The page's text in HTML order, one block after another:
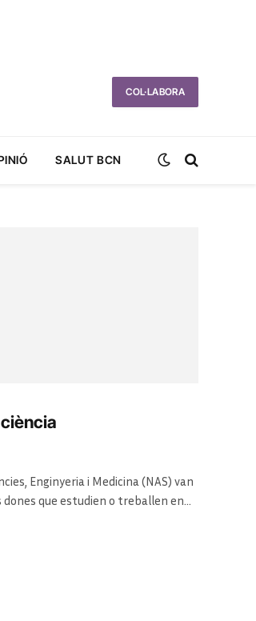
COL·LABORA
SALUT BCN
Enginyeria i Medicina (NAS) van
que estudien o treballen en